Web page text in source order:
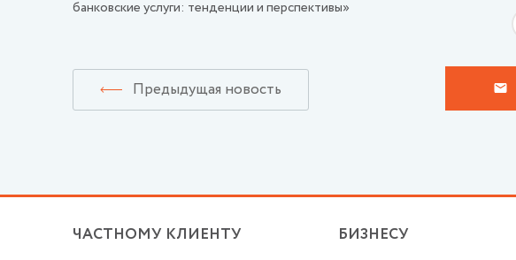
банковские услуги: тенденции и перспективы»
Предыдущая новость
ЧАСТНОМУ КЛИЕНТУ БИЗНЕСУ